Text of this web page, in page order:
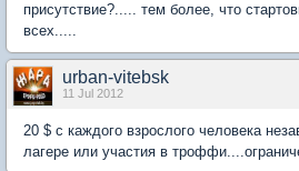
присутствие?..... тем более, что
всех.....
urban-vitebsk
11 Jul 2012
20 $ с каждого взрослого человека
лагере или участия в